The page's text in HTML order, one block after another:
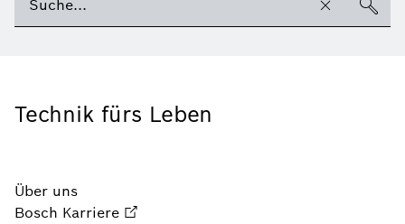
Technik fürs Leben
Über uns
Bosch Karriere